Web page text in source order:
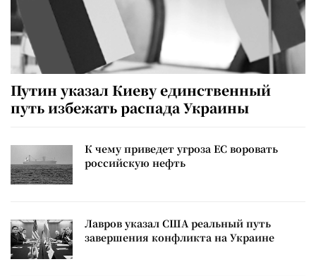
Путин указал Киеву единственный
путь избежать распада Украины
К чему приведет угроза ЕС воровать
российскую нефть
Лавров указал США реальный путь
завершения конфликта на Украине